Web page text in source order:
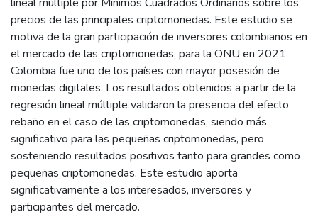
precios de las principales criptomonedas. Este estudio se
motiva de la gran participación de inversores colombianos en
el mercado de las criptomonedas, para la ONU en 2021
Colombia fue uno de los países con mayor posesión de
monedas digitales. Los resultados obtenidos a partir de la
regresión lineal múltiple validaron la presencia del efecto
rebaño en el caso de las criptomonedas, siendo más
significativo para las pequeñas criptomonedas, pero
sosteniendo resultados positivos tanto para grandes como
pequeñas criptomonedas. Este estudio aporta
significativamente a los interesados, inversores y
participantes del mercado.